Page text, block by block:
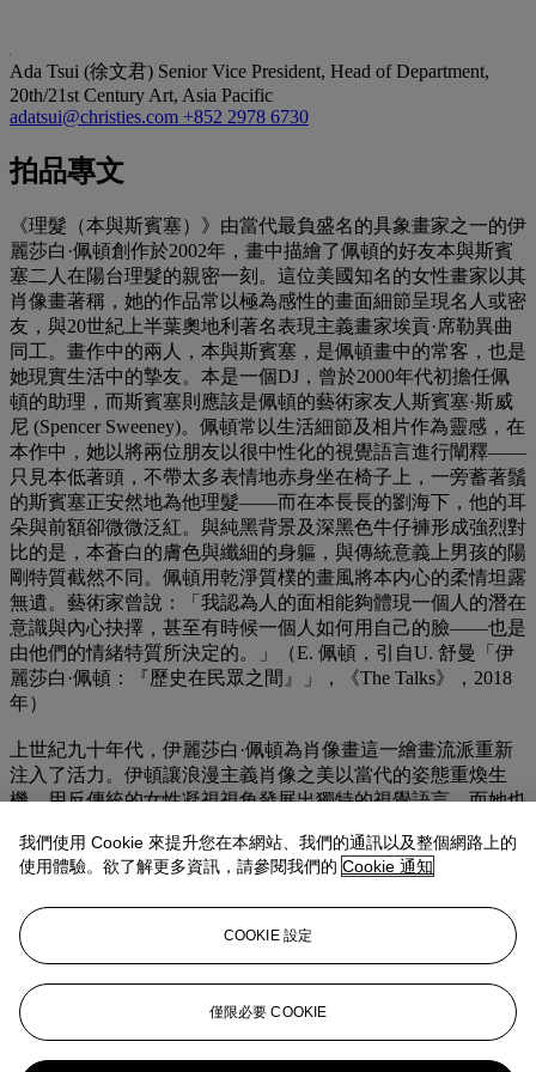
Ada Tsui (徐文君) Senior Vice President, Head of Department,
20th/21st Century Art, Asia Pacific
adatsui@christies.com +852 2978 6730
拍品專文
《理髮（本與斯賓塞）》由當代最負盛名的具象畫家之一的伊
麗莎白·佩頓創作於2002年，畫中描繪了佩頓的好友本與斯賓
塞二人在陽台理髮的親密一刻。這位美國知名的女性畫家以其
肖像畫著稱，她的作品常以極為感性的畫面細節呈現名人或密
友，與20世紀上半葉奧地利著名表現主義畫家埃貢·席勒異曲
同工。畫作中的兩人，本與斯賓塞，是佩頓畫中的常客，也是
她現實生活中的摯友。本是一個DJ，曾於2000年代初擔任佩
頓的助理，而斯賓塞則應該是佩頓的藝術家友人斯賓塞·斯威
尼 (Spencer Sweeney)。佩頓常以生活細節及相片作為靈感，在
本作中，她以將兩位朋友以很中性化的視覺語言進行闡釋——
只見本低著頭，不帶太多表情地赤身坐在椅子上，一旁蓄著鬚
的斯賓塞正安然地為他理髮——而在本長長的劉海下，他的耳
朵與前額卻微微泛紅。與純黑背景及深黑色牛仔褲形成強烈對
比的是，本蒼白的膚色與纖細的身軀，與傳統意義上男孩的陽
剛特質截然不同。佩頓用乾淨質樸的畫風將本内心的柔情坦露
無遺。藝術家曾說：「我認為人的面相能夠體現一個人的潛在
意識與內心抉擇，甚至有時候一個人如何用自己的臉——也是
由他們的情緒特質所決定的。」（E. 佩頓，引自U. 舒曼「伊
麗莎白·佩頓：『歷史在民眾之間』」，《The Talks》，2018
年）
上世紀九十年代，伊麗莎白·佩頓為肖像畫這一繪畫流派重新
注入了活力。伊頓讓浪漫主義肖像之美以當代的姿態重煥生
機，用反傳統的女性凝視視角發展出獨特的視覺語言。而她也
《理髮（本與斯賓塞）》曾由知名時尚設計師馬克·雅各布斯
所珍藏，也曾隨佩頓藝術生涯中期重要回顧展「永遠存在」
敦國立肖像館及北京UCCA尤倫斯當代藝術中心舉辦個人回顧
展，突出了她在當代藝術領域的傑出地位。她的畫作亦被各地
黎蓬皮杜中心、倫敦泰特美術館、紐約現代藝術博物館等，其
中紐約現代藝術博物館更是藏有三十多幅佩頓畫作。
我們使用 Cookie 來提升您在本網站、我們的通訊以及整個網路上的
使用體驗。欲了解更多資訊，請參閱我們的 Cookie 通知
COOKIE 設定
僅限必要 COOKIE